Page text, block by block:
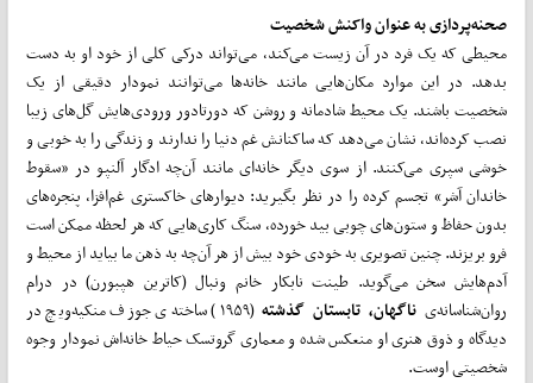
صحنه­‌پردازی به عنوان واکنش شخصیت
محیطی که یک فرد در آن زیست می‌­کند، می‌­تواند درکی کلی از خود او به دست
بدهد. در این موارد مکان­‌هایی مانند خانه‌­ها می‌توانند نمودار دقیقی از یک
شخصیت باشند. یک محیط شادمانه و روشن که دورتادور ورودی‌هایش گل‌­های زیبا
نصب کرده‌­اند، نشان می‌­دهد که ساکنانش غم دنیا را ندارند و زندگی را به خوبی و
خوشی سپری می­‌کنند. از سوی دیگر خانه‌­ای مانند آن­‌چه ادگار آلن­پو در «سقوط
خاندان آشر» تجسم کرده را در نظر بگیرید: دیوارهای خاکستری غم­‌افزا، پنجره‌­های
بدون حفاظ و ستون‌­های چوبی بید خورده، سنگ­ کاری‌هایی که هر لحظه ممکن است
فرو بریزند. چنین تصویری به خودی خود بیش از هر آن­‌چه به ذهن ما بیاید از محیط و
آدم­‌هایش سخن می­‌گوید. طینت نابکار خانم ونبال (کاترین هپبورن) در درام
روان‌شناسانه‌ی ناگهان، تابستان گذشته
(۱۹۵۹) ساخته‌ی جوزف منکیه‌­ویچ در
دیدگاه و ذوق هنری او منعکس شده و معماری گروتسک حیاط خانه‌­اش نمودار وجوه
شخصیتی اوست.